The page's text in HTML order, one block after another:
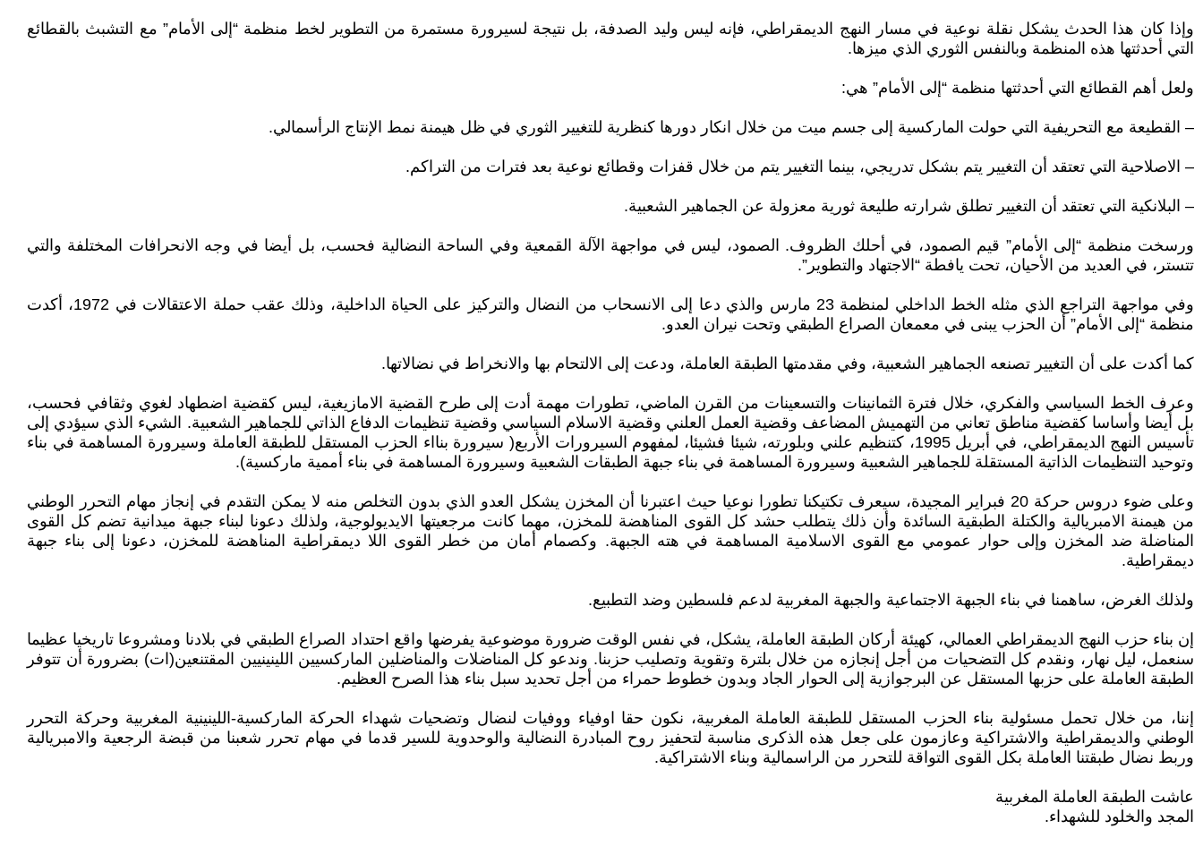
وإذا كان هذا الحدث يشكل نقلة نوعية في مسار النهج الديمقراطي، فإنه ليس وليد الصدفة، بل نتيجة لسيرورة مستمرة من التطوير لخط منظمة “إلى الأمام” مع التشبث بالقطائع
التي أحدثتها هذه المنظمة وبالنفس الثوري الذي ميزها.
ولعل أهم القطائع التي أحدثتها منظمة “إلى الأمام” هي:
– القطيعة مع التحريفية التي حولت الماركسية إلى جسم ميت من خلال انكار دورها كنظرية للتغيير الثوري في ظل هيمنة نمط الإنتاج الرأسمالي.
– الاصلاحية التي تعتقد أن التغيير يتم بشكل تدريجي، بينما التغيير يتم من خلال قفزات وقطائع نوعية بعد فترات من التراكم.
– البلانكية التي تعتقد أن التغيير تطلق شرارته طليعة ثورية معزولة عن الجماهير الشعبية.
ورسخت منظمة “إلى الأمام” قيم الصمود، في أحلك الظروف. الصمود، ليس في مواجهة الآلة القمعية وفي الساحة النضالية فحسب، بل أيضا في وجه الانحرافات المختلفة والتي
تتستر، في العديد من الأحيان، تحت يافطة “الاجتهاد والتطوير”.
وفي مواجهة التراجع الذي مثله الخط الداخلي لمنظمة 23 مارس والذي دعا إلى الانسحاب من النضال والتركيز على الحياة الداخلية، وذلك عقب حملة الاعتقالات في 1972، أكدت
منظمة “إلى الأمام” أن الحزب يبنى في معمعان الصراع الطبقي وتحت نيران العدو.
كما أكدت على أن التغيير تصنعه الجماهير الشعبية، وفي مقدمتها الطبقة العاملة، ودعت إلى الالتحام بها والانخراط في نضالاتها.
وعرف الخط السياسي والفكري، خلال فترة الثمانينات والتسعينات من القرن الماضي، تطورات مهمة أدت إلى طرح القضية الامازيغية، ليس كقضية اضطهاد لغوي وثقافي فحسب،
بل أيضا وأساسا كقضية مناطق تعاني من التهميش المضاعف وقضية العمل العلني وقضية الاسلام السياسي وقضية تنظيمات الدفاع الذاتي للجماهير الشعبية. الشيء الذي سيؤدي إلى
تأسيس النهج الديمقراطي، في أبريل 1995، كتنظيم علني وبلورته، شيئا فشيئا، لمفهوم السيرورات الأربع( سيرورة بنااء الحزب المستقل للطبقة العاملة وسيرورة المساهمة في بناء
وتوحيد التنظيمات الذاتية المستقلة للجماهير الشعبية وسيرورة المساهمة في بناء جبهة الطبقات الشعبية وسيرورة المساهمة في بناء أممية ماركسية).
وعلى ضوء دروس حركة 20 فبراير المجيدة، سيعرف تكتيكنا تطورا نوعيا حيث اعتبرنا أن المخزن يشكل العدو الذي بدون التخلص منه لا يمكن التقدم في إنجاز مهام التحرر الوطني
من هيمنة الامبريالية والكتلة الطبقية السائدة وأن ذلك يتطلب حشد كل القوى المناهضة للمخزن، مهما كانت مرجعيتها الايديولوجية، ولذلك دعونا لبناء جبهة ميدانية تضم كل القوى
المناضلة ضد المخزن وإلى حوار عمومي مع القوى الاسلامية المساهمة في هته الجبهة. وكصمام أمان من خطر القوى اللا ديمقراطية المناهضة للمخزن، دعونا إلى بناء جبهة
ديمقراطية.
ولذلك الغرض، ساهمنا في بناء الجبهة الاجتماعية والجبهة المغربية لدعم فلسطين وضد التطبيع.
إن بناء حزب النهج الديمقراطي العمالي، كهيئة أركان الطبقة العاملة، يشكل، في نفس الوقت ضرورة موضوعية يفرضها واقع احتداد الصراع الطبقي في بلادنا ومشروعا تاريخيا عظيما
سنعمل، ليل نهار، ونقدم كل التضحيات من أجل إنجازه من خلال بلترة وتقوية وتصليب حزبنا. وندعو كل المناضلات والمناضلين الماركسيين اللينينيين المقتنعين(ات) بضرورة أن تتوفر
الطبقة العاملة على حزبها المستقل عن البرجوازية إلى الحوار الجاد وبدون خطوط حمراء من أجل تحديد سبل بناء هذا الصرح العظيم.
إننا، من خلال تحمل مسئولية بناء الحزب المستقل للطبقة العاملة المغربية، نكون حقا اوفياء ووفيات لنضال وتضحيات شهداء الحركة الماركسية-اللينينية المغربية وحركة التحرر
الوطني والديمقراطية والاشتراكية وعازمون على جعل هذه الذكرى مناسبة لتحفيز روح المبادرة النضالية والوحدوية للسير قدما في مهام تحرر شعبنا من قبضة الرجعية والامبريالية
وربط نضال طبقتنا العاملة بكل القوى التواقة للتحرر من الراسمالية وبناء الاشتراكية.
عاشت الطبقة العاملة المغربية
المجد والخلود للشهداء.